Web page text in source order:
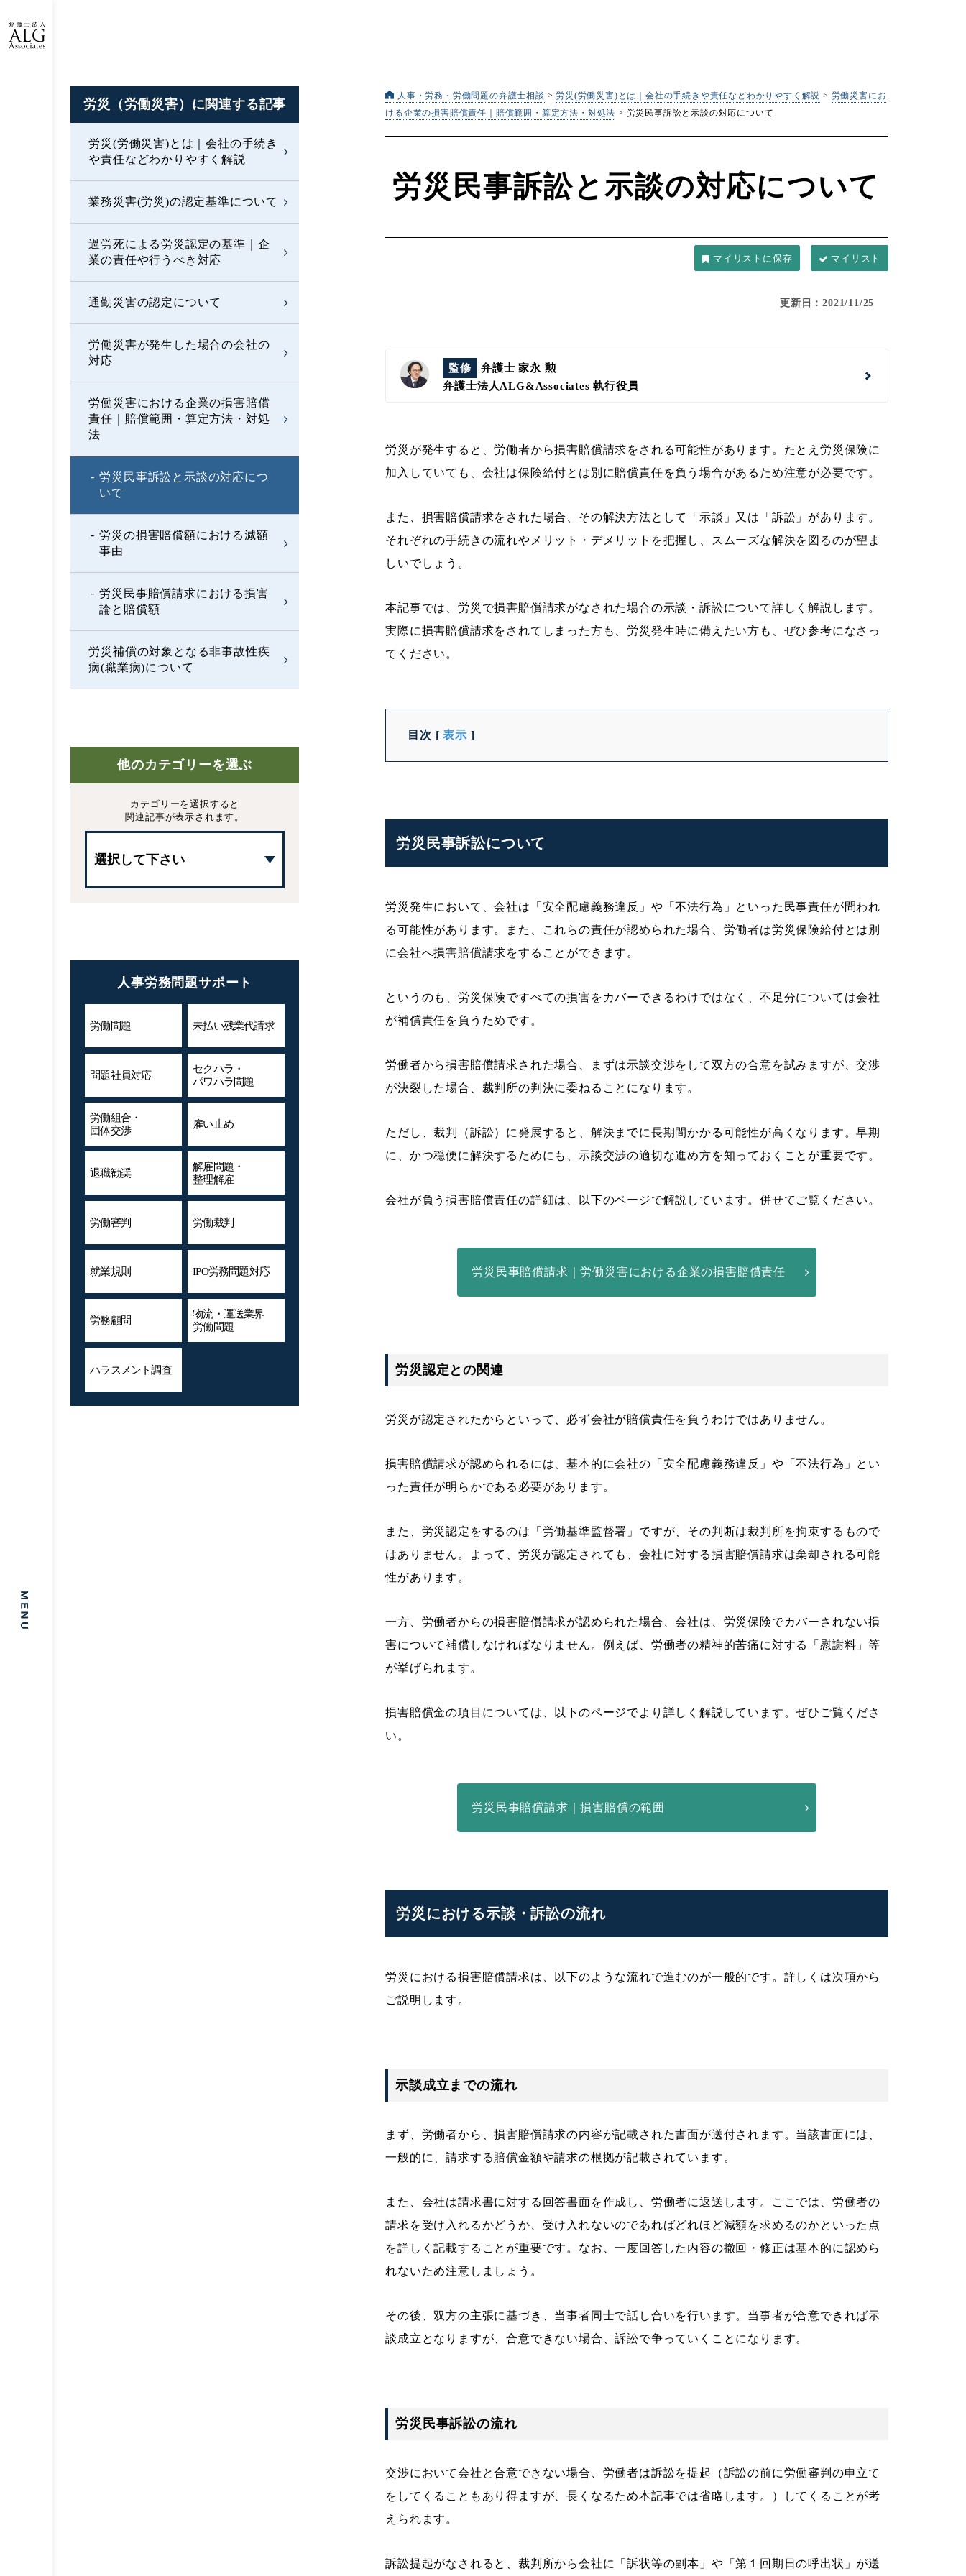
労災（労働災害）に関連する記事
労災(労働災害)とは｜会社の手続き
や責任などわかりやすく解説
業務災害(労災)の認定基準について
過労死による労災認定の基準｜企
業の責任や行うべき対応
通勤災害の認定について
労働災害が発生した場合の会社の
対応
労働災害における企業の損害賠償
責任｜賠償範囲・算定方法・対処
法
労災民事訴訟と示談の対応につ
いて
労災の損害賠償額における減額
事由
労災民事賠償請求における損害
論と賠償額
労災補償の対象となる非事故性疾
病(職業病)について
他のカテゴリーを選ぶ
カテゴリーを選択すると
関連記事が表示されます。
人事労務問題サポート
労働問題 未払い残業代請求
問題社員対応
セクハラ・
パワハラ問題
労働組合・
団体交渉
雇い止め
退職勧奨
解雇問題・
整理解雇
労働審判 労働裁判
就業規則 IPO労務問題対応
労務顧問
物流・運送業界
労働問題
ハラスメント調査
人事・労務・労働問題の弁護士相談 >労災(労働災害)とは｜会社の手続きや責任などわかりやすく解説 > 労働災害にお
ける企業の損害賠償責任｜賠償範囲・算定方法・対処法 > 労災民事訴訟と示談の対応について
労災民事訴訟と示談の対応について
マイリスト
更新日：2021/11/25
監修
弁護士 家永 勲
弁護士法人ALG&Associates執行役員
労災が発生すると、労働者から損害賠償請求をされる可能性があります。たとえ労災保険に
加入していても、会社は保険給付とは別に賠償責任を負う場合があるため注意が必要です。
また、損害賠償請求をされた場合、その解決方法として「示談」又は「訴訟」があります。
それぞれの手続きの流れやメリット・デメリットを把握し、スムーズな解決を図るのが望ま
しいでしょう。
本記事では、労災で損害賠償請求がなされた場合の示談・訴訟について詳しく解説します。
実際に損害賠償請求をされてしまった方も、労災発生時に備えたい方も、ぜひ参考になさっ
てください。
目次 [ 表示 ]
労災民事訴訟について
労災発生において、会社は「安全配慮義務違反」や「不法行為」といった民事責任が問われ
る可能性があります。また、これらの責任が認められた場合、労働者は労災保険給付とは別
に会社へ損害賠償請求をすることができます。
というのも、労災保険ですべての損害をカバーできるわけではなく、不足分については会社
が補償責任を負うためです。
労働者から損害賠償請求された場合、まずは示談交渉をして双方の合意を試みますが、交渉
が決裂した場合、裁判所の判決に委ねることになります。
ただし、裁判（訴訟）に発展すると、解決までに長期間かかる可能性が高くなります。早期
に、かつ穏便に解決するためにも、示談交渉の適切な進め方を知っておくことが重要です。
会社が負う損害賠償責任の詳細は、以下のページで解説しています。併せてご覧ください。
労災民事賠償請求｜労働災害における企業の損害賠償責任
労災認定との関連
労災が認定されたからといって、必ず会社が賠償責任を負うわけではありません。
損害賠償請求が認められるには、基本的に会社の「安全配慮義務違反」や「不法行為」とい
った責任が明らかである必要があります。
また、労災認定をするのは「労働基準監督署」ですが、その判断は裁判所を拘束するもので
はありません。よって、労災が認定されても、会社に対する損害賠償請求は棄却される可能
性があります。
一方、労働者からの損害賠償請求が認められた場合、会社は、労災保険でカバーされない損
害について補償しなければなりません。例えば、労働者の精神的苦痛に対する「慰謝料」等
が挙げられます。
損害賠償金の項目については、以下のページでより詳しく解説しています。ぜひご覧くださ
い。
労災民事賠償請求｜損害賠償の範囲
労災における示談・訴訟の流れ
労災における損害賠償請求は、以下のような流れで進むのが一般的です。詳しくは次項から
ご説明します。
示談成立までの流れ
まず、労働者から、損害賠償請求の内容が記載された書面が送付されます。当該書面には、
一般的に、請求する賠償金額や請求の根拠が記載されています。
また、会社は請求書に対する回答書面を作成し、労働者に返送します。ここでは、労働者の
請求を受け入れるかどうか、受け入れないのであればどれほど減額を求めるのかといった点
を詳しく記載することが重要です。なお、一度回答した内容の撤回・修正は基本的に認めら
れないため注意しましょう。
その後、双方の主張に基づき、当事者同士で話し合いを行います。当事者が合意できれば示
談成立となりますが、合意できない場合、訴訟で争っていくことになります。
労災民事訴訟の流れ
交渉において会社と合意できない場合、労働者は訴訟を提起（訴訟の前に労働審判の申立て
をしてくることもあり得ますが、長くなるため本記事では省略します。）してくることが考
えられます。
訴訟提起がなされると、裁判所から会社に「訴状等の副本」や「第１回期日の呼出状」が送